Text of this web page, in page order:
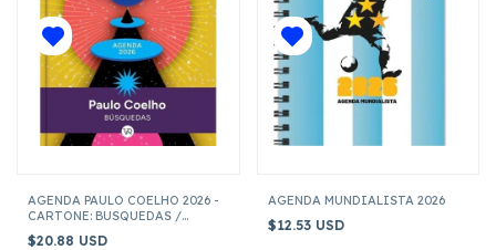
AGENDA PAULO COELHO 2026 -
CARTONE: BUSQUEDAS /
$20.88 USD
AGENDA MUNDIALISTA 2026
$12.53 USD